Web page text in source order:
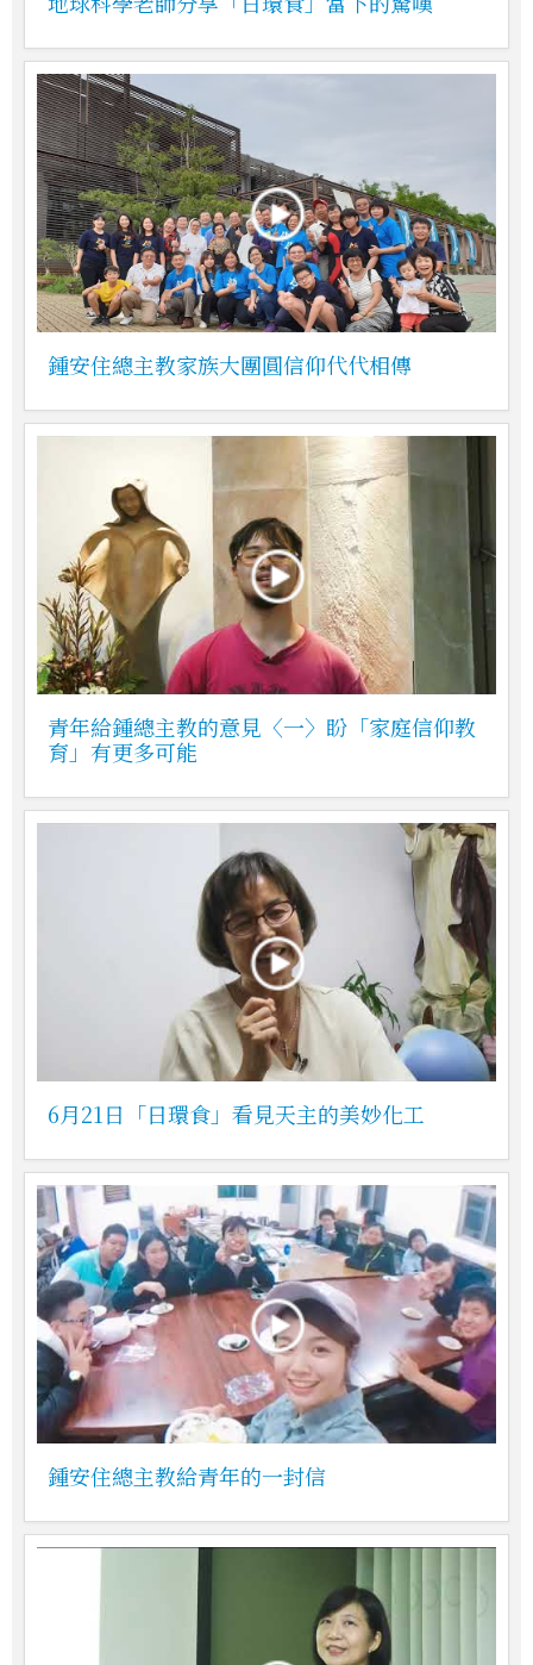
鍾安住總主教家族大團圓信仰代代相傳
青年給鍾總主教的意見〈一〉盼「家庭信仰教
育」有更多可能
6月21日「日環食」看見天主的美妙化工
鍾安住總主教給青年的一封信